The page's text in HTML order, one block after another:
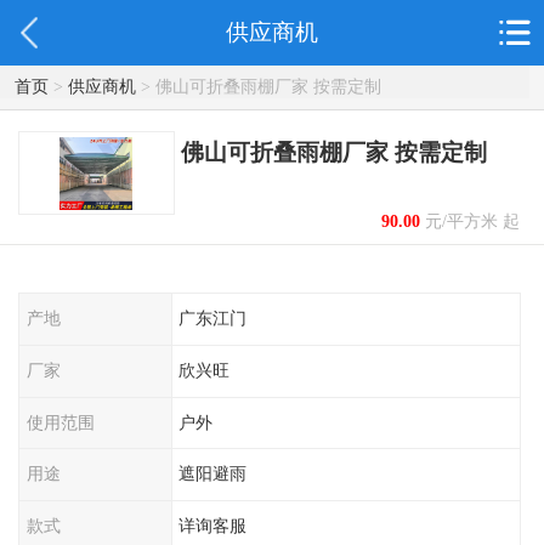
供应商机
首页> 供应商机> 佛山可折叠雨棚厂家 按需定制
佛山可折叠雨棚厂家 按需定制
90.00元/平方米 起
产地 广东江门
厂家 欣兴旺
使用范围 户外
用途 遮阳避雨
款式 详询客服